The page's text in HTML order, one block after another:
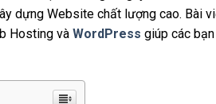
dựng Website chất lượng cao. Bài
Hosting và WordPress giúp các